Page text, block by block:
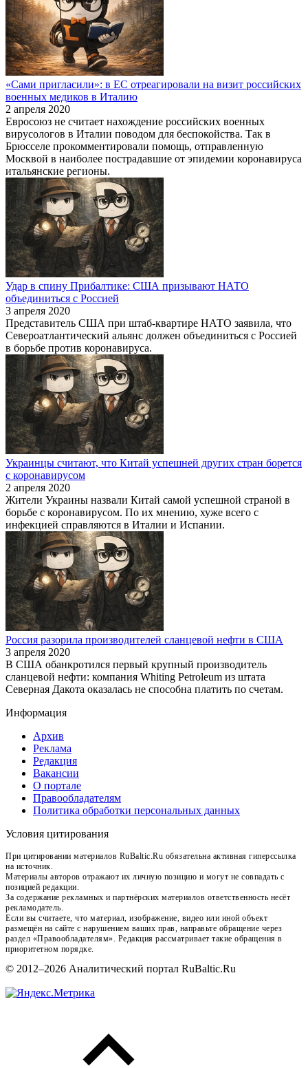
«Сами пригласили»: в ЕС отреагировали на визит российских
военных медиков в Италию
2 апреля 2020
Евросоюз не считает нахождение российских военных
вирусологов в Италии поводом для беспокойства. Так в
Брюсселе прокомментировали помощь, отправленную
Москвой в наиболее пострадавшие от эпидемии коронавируса
итальянские регионы.
Удар в спину Прибалтике: США призывают НАТО
объединиться с Россией
3 апреля 2020
Представитель США при штаб-квартире НАТО заявила, что
Североатлантический альянс должен объединиться с Россией
в борьбе против коронавируса.
Украинцы считают, что Китай успешней других стран борется
с коронавирусом
2 апреля 2020
Жители Украины назвали Китай самой успешной страной в
борьбе с коронавирусом. По их мнению, хуже всего с
инфекцией справляются в Италии и Испании.
Россия разорила производителей сланцевой нефти в США
3 апреля 2020
В США обанкротился первый крупный производитель
сланцевой нефти: компания Whiting Petroleum из штата
Северная Дакота оказалась не способна платить по счетам.
Информация
Архив
Реклама
Редакция
Вакансии
О портале
Правообладателям
Политика обработки персональных данных
Условия цитирования
При цитировании материалов RuBaltic.Ru обязательна активная гиперссылка
на источник.
Материалы авторов отражают их личную позицию и могут не совпадать с
позицией редакции.
За содержание рекламных и партнёрских материалов ответственность несёт
рекламодатель.
Если вы считаете, что материал, изображение, видео или иной объект
размещён на сайте с нарушением ваших прав, направьте обращение через
раздел «Правообладателям». Редакция рассматривает такие обращения в
приоритетном порядке.
© 2012–2026 Аналитический портал RuBaltic.Ru